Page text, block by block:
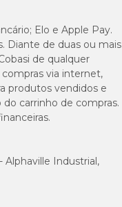
Elo e Apple Pay.
Diante de duas ou mais
de qualquer
via internet,
produtos vendidos e
carrinho de compras.
Alphaville Industrial,